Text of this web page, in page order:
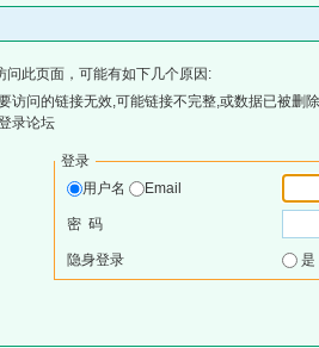
问此页面，可能有如下几个原因:
访问的链接无效,可能链接不完整,或数据已被删
录论坛
登录
用户名
Email
密 码
隐身登录